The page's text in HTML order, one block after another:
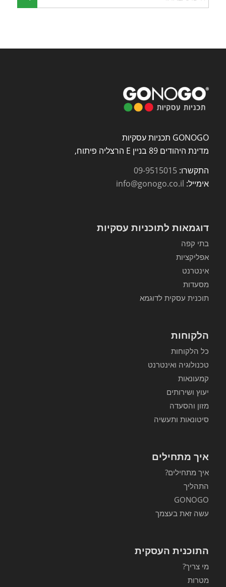
GONOGO תכניות עסקיות
מדינת היהודים 89 בניין E הרצליה פיתוח,
התקשרו: 09-9515015
אימייל: info@gonogo.co.il
דוגמאות לתוכניות עסקיות
בתי קפה
אפליקציות
אינטרנט
מסעדות
תוכנית עסקית לדוגמא
הלקוחות
כל הלקוחות
טכנולוגיה ואינטרנט
קמעונאות
יעוץ ושירותים
מזון והסעדה
סיטונאות ותעשיה
איך מתחילים
איך מתחילים?
התהליך
GONOGO
עשה זאת בעצמך
התוכנית העסקית
מי צריך?
מטרות